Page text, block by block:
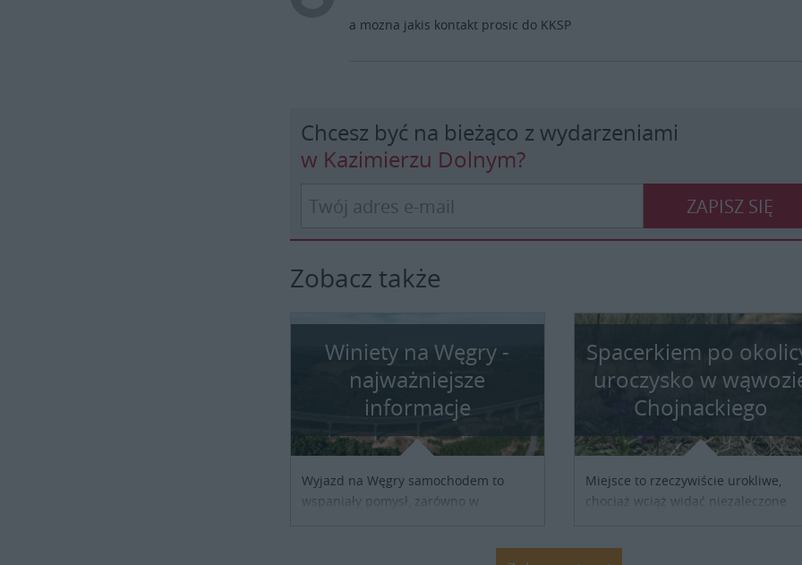
a mozna jakis kontakt prosic do KKSP
Chcesz być na bieżąco z wydarzeniami
w Kazimierzu Dolnym?
ZAPISZ SIĘ
Zobacz także
Winiety na Węgry -
najważniejsze
informacje
Wyjazd na Węgry samochodem to
wspaniały pomysł, zarówno w
Spacerkiem po
uroczysko w
Chojnackiego
Miejsce to rzeczywiście urokliwe,
chociaż wciąż widać niezaleczone